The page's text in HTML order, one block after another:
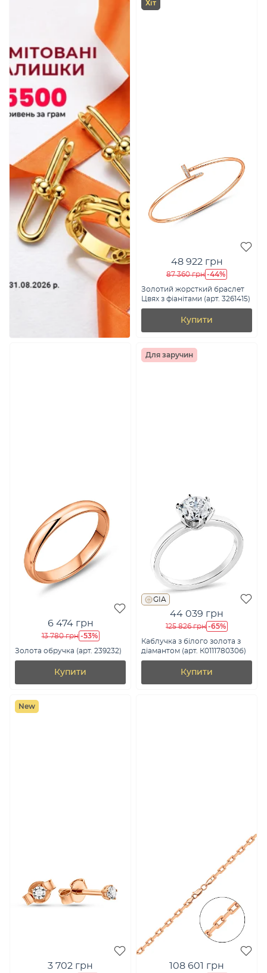
Хіт
48 922 грн
87 360 грн -44%
Золотий жорсткий браслет
Цвях з фіанітами (арт. 3261415)
Купити
6 474 грн
13 780 грн -53%
Золота обручка (арт. 239232)
Купити
Для заручин
GIA
44 039 грн
125 826 грн -65%
Каблучка з білого золота з
діамантом (арт. К011178030б)
Купити
New
3 702 грн 108 601 грн